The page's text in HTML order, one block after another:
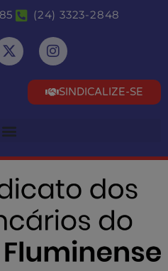
(24) 3323-2848
SINDICALIZE-SE